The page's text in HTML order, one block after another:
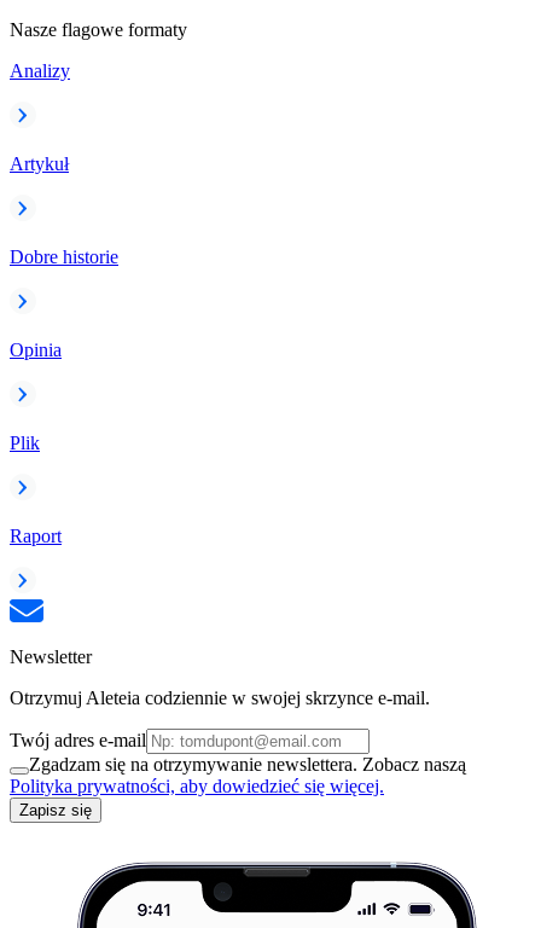
Nasze flagowe formaty
Analizy
Artykuł
Dobre historie
Opinia
Plik
Raport
Newsletter
Otrzymuj Aleteia codziennie w swojej skrzynce e-mail.
Twój adres e-mail
Zgadzam się na otrzymywanie newslettera. Zobacz naszą
Polityka prywatności, aby dowiedzieć się więcej.
Zapisz się